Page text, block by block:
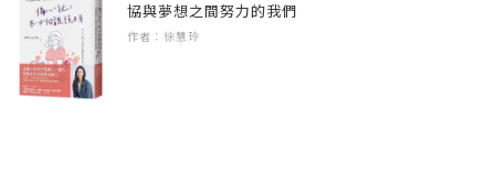
協與夢想之間努力的我們
作者：徐慧玲